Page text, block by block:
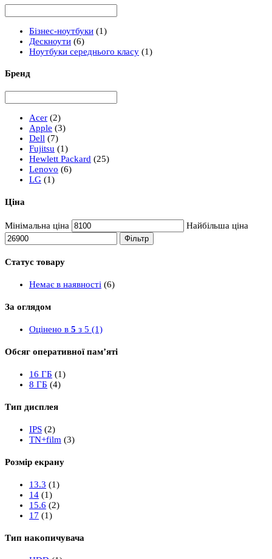
Бізнес-ноутбуки (1)
Дескноути (6)
Ноутбуки середнього класу (1)
Бренд
Acer (2)
Apple (3)
Dell (7)
Fujitsu (1)
Hewlett Packard (25)
Lenovo (6)
LG (1)
Ціна
Мінімальна ціна Найбільша ціна
Фільтр
Статус товару
Немає в наявності (6)
За оглядом
Оцінено в 5 з 5 (1)
Обсяг оперативної пам’яті
16 ГБ (1)
8 ГБ (4)
Тип дисплея
IPS (2)
TN+film (3)
Розмір екрану
13.3 (1)
14 (1)
15.6 (2)
17 (1)
Тип накопичувача